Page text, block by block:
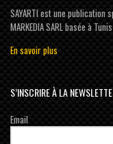
SAYARTI est une publication
MARKEDIA SARL basée à
En savoir plus
S’INSCRIRE À LA
Email